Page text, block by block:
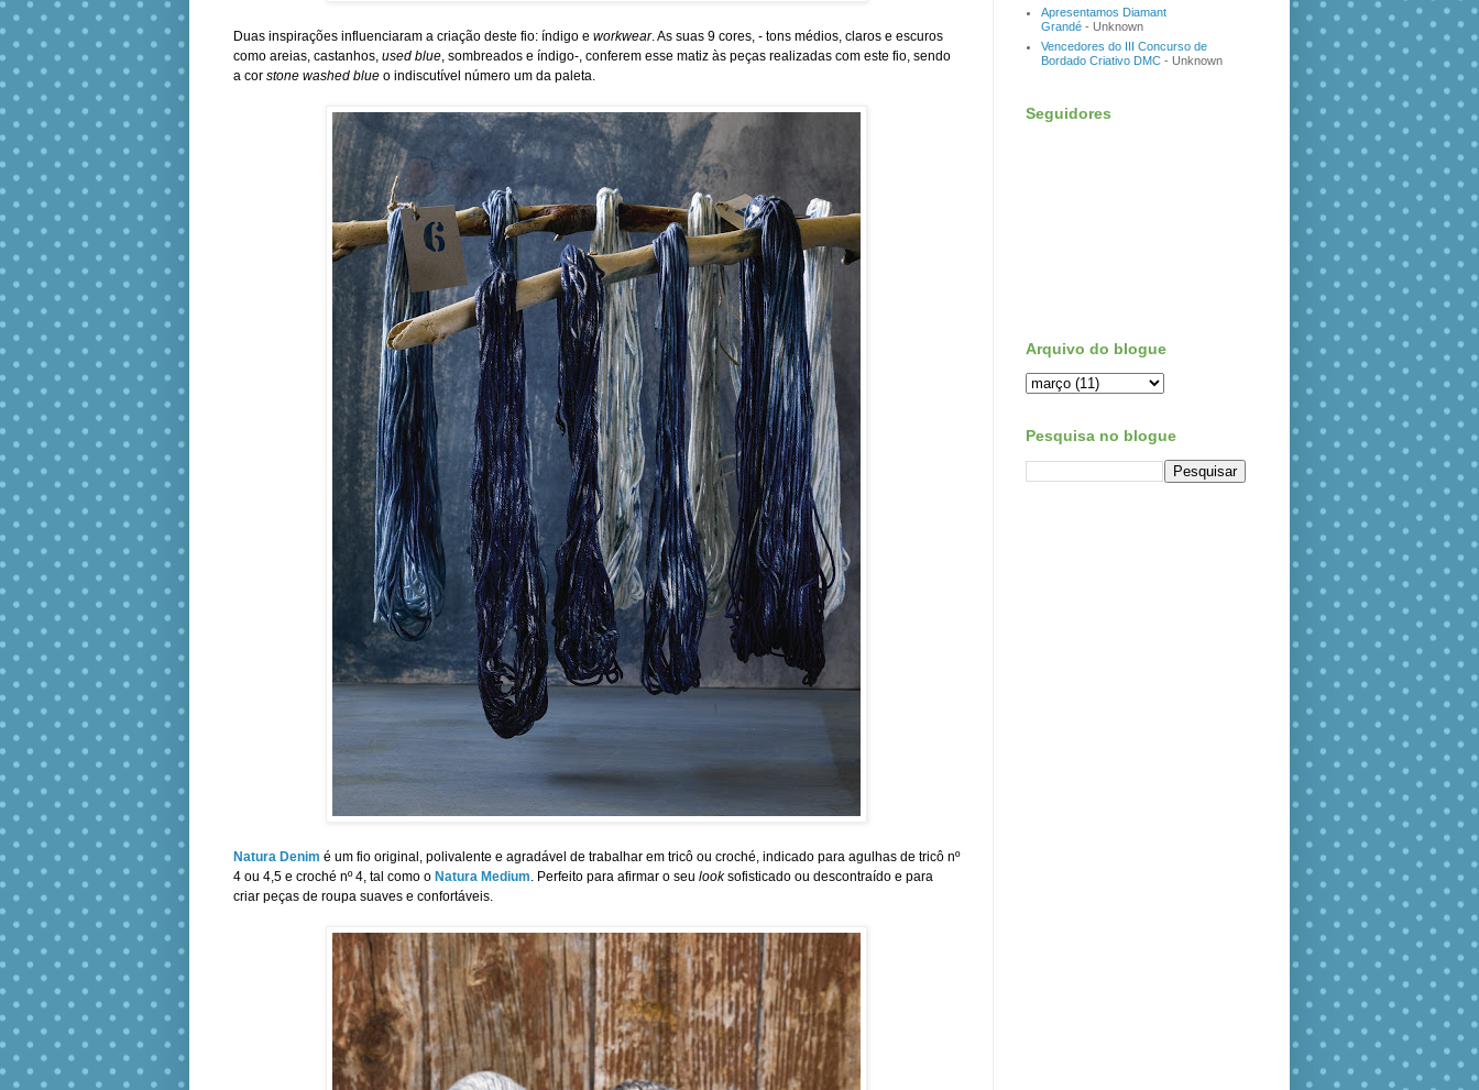
Duas inspirações influenciaram a criação deste fio: índigo e workwear. As suas 9 cores, - tons médios, claros e escuros
como areias, castanhos, used blue, sombreados e índigo-, conferem esse matiz às peças realizadas com este fio, sendo
a cor stone washed blue o indiscutível número um da paleta.
Natura Denim é um fio original, polivalente e agradável de trabalhar em tricô ou croché, indicado para agulhas de tricô nº
4 ou 4,5 e croché nº 4, tal como o Natura Medium. Perfeito para afirmar o seu looksofisticado ou descontraído e para
criar peças de roupa suaves e confortáveis.
Apresentamos Diamant
Grandé- Unknown
Vencedores do III Concurso de
Bordado Criativo DMC- Unknown
Seguidores
Arquivo do blogue
Pesquisa no blogue